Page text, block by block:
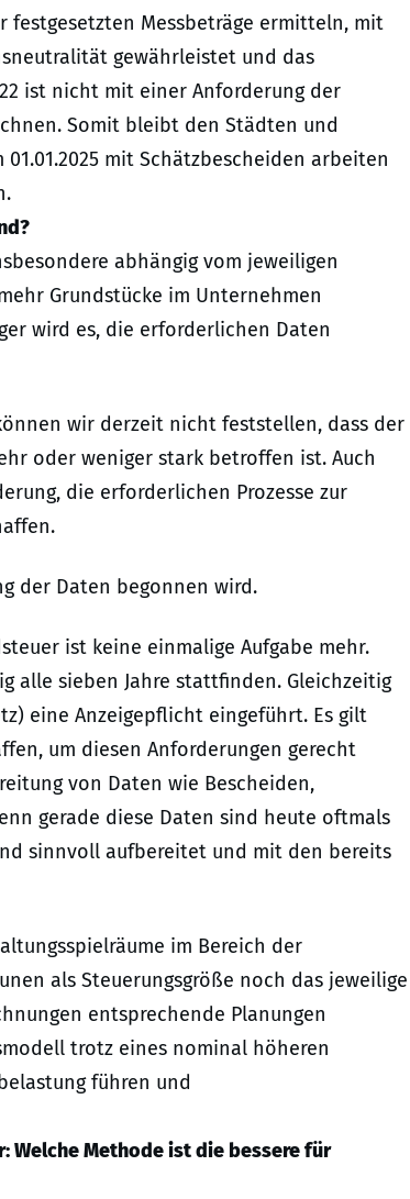
festgesetzten Messbeträge ermitteln, mit
gewährleistet und das
ist nicht mit einer Anforderung der
Somit bleibt den Städten und
mit Schätzbescheiden arbeiten
abhängig vom jeweiligen
Grundstücke im Unternehmen
wird es, die erforderlichen Daten
wir derzeit nicht feststellen, dass der
oder weniger stark betroffen ist. Auch
die erforderlichen Prozesse zur
der Daten begonnen wird.
ist keine einmalige Aufgabe mehr.
alle sieben Jahre stattfinden. Gleichzeitig
eine Anzeigepflicht eingeführt. Es gilt
um diesen Anforderungen gerecht
von Daten wie Bescheiden,
gerade diese Daten sind heute oftmals
sinnvoll aufbereitet und mit den bereits
im Bereich der
als Steuerungsgröße noch das jeweilige
entsprechende Planungen
trotz eines nominal höheren
führen und
Welche Methode ist die bessere für